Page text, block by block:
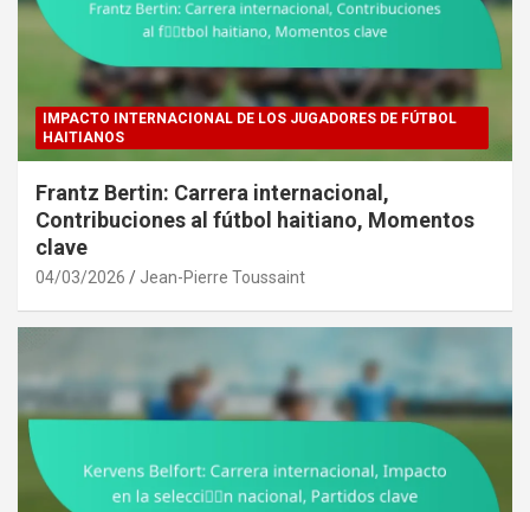
IMPACTO INTERNACIONAL DE LOS JUGADORES DE FÚTBOL
HAITIANOS
Frantz Bertin: Carrera internacional,
Contribuciones al fútbol haitiano, Momentos
clave
04/03/2026 Jean-Pierre Toussaint